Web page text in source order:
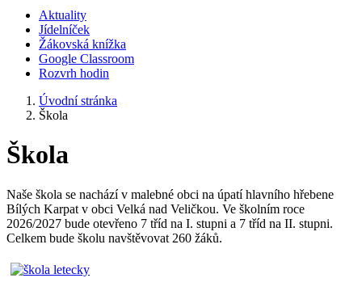
Aktuality
Jídelníček
Žákovská knížka
Google Classroom
Rozvrh hodin
Úvodní stránka
Škola
Škola
Naše škola se nachází v malebné obci na úpatí hlavního hřebene
Bílých Karpat v obci Velká nad Veličkou. Ve školním roce
2026/2027 bude otevřeno 7 tříd na I. stupni a 7 tříd na II. stupni.
Celkem bude školu navštěvovat 260 žáků.